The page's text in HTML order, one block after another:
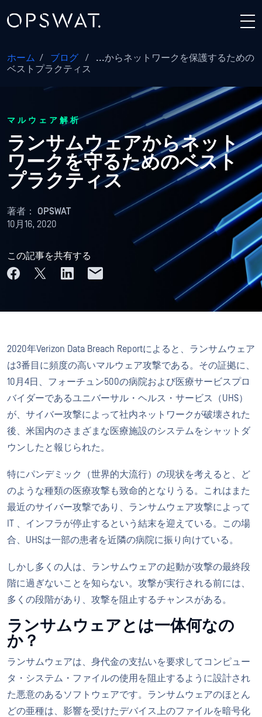
ホーム / ブログ /
...からネットワークを保護するための
ベストプラクティス
マルウェア解析
ランサムウェアからネット
ワークを守るためのベスト
プラクティス
著者： OPSWAT
10月16, 2020
この記事を共有する
2020年Verizon Data Breach Reportによると、ランサムウェア
は3番目に頻度の高いマルウェア攻撃である。その証拠に、
10月4日、フォーチュン500の病院および医療サービスプロ
バイダーであるユニバーサル・ヘルス・サービス（UHS）
が、サイバー攻撃によって社内ネットワークが破壊された
後、米国内のさまざまな医療施設のシステムをシャットダ
ウンしたと報じられた。
特にパンデミック（世界的大流行）の現状を考えると、ど
のような種類の医療攻撃も致命的となりうる。これはまた
最近のサイバー攻撃であり、ランサムウェア攻撃によって
IT 、インフラが停止するという結末を迎えている。この場
合、UHSは一部の患者を近隣の病院に振り向けている。
しかし多くの人は、ランサムウェアの起動が攻撃の最終段
階に過ぎないことを知らない。攻撃が実行される前には、
多くの段階があり、攻撃を阻止するチャンスがある。
ランサムウェアとは一体何なの
か？
ランサムウェアは、身代金の支払いを要求してコンピュー
タ・システム・ファイルの使用を阻止するように設計され
た悪意のあるソフトウェアです。ランサムウェアのほとん
どの亜種は、影響を受けたデバイス上のファイルを暗号化